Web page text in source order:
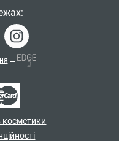
косметики
—